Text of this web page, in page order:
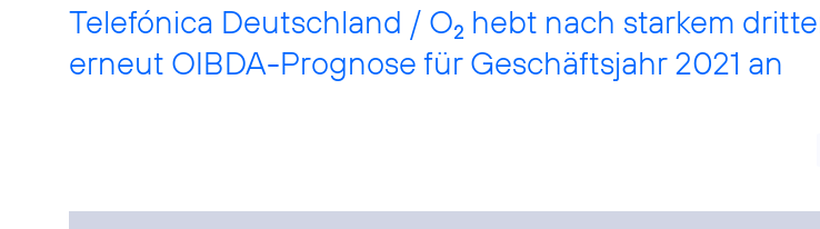
Telefónica Deutschland / O2 hebt nach starkem
erneut OIBDA-Prognose für Geschäftsjahr 2021 an